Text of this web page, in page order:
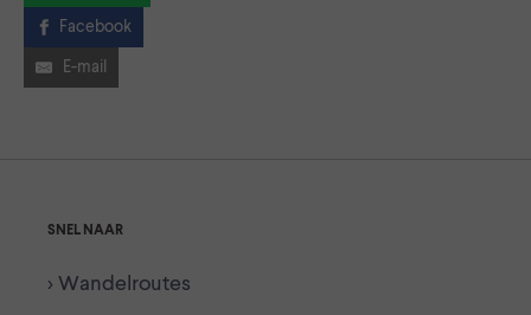
Facebook
E-mail
SNEL NAAR
> Wandelroutes